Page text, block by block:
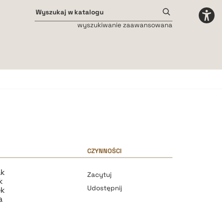
wyszukiwanie zaawansowana
CZYNNOŚCI
Zacytuj
Udostępnij